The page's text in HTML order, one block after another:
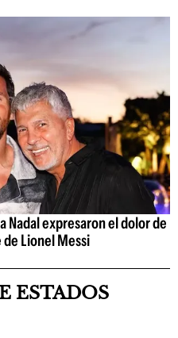
Nadal expresaron el dolor de
Lionel Messi
ESTADOS